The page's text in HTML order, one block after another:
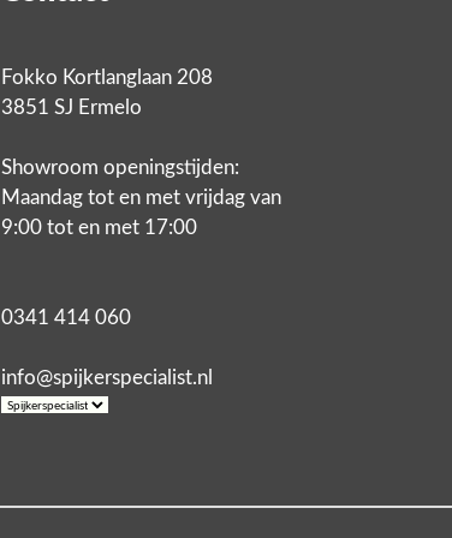
Fokko Kortlanglaan 208
3851 SJ Ermelo
Showroom openingstijden:
Maandag tot en met vrijdag van
9:00 tot en met 17:00
0341 414 060
info@spijkerspecialist.nl